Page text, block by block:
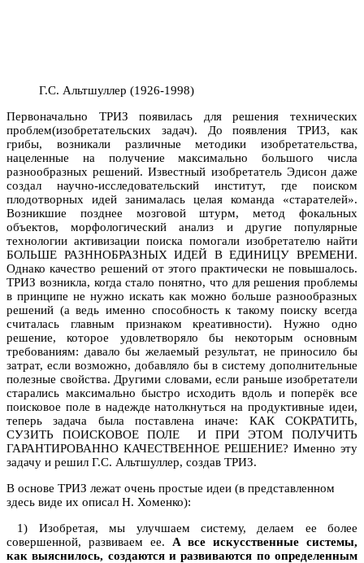
Г.С. Альтшуллер (1926-1998)
Первоначально ТРИЗ появилась для решения технических
проблем(изобретательских задач). До появления ТРИЗ, как
грибы, возникали различные методики изобретательства,
нацеленные на получение максимально большого числа
разнообразных решений. Известный изобретатель Эдисон даже
создал научно-исследовательский институт, где поиском
плодотворных идей занималась целая команда «старателей».
Возникшие позднее мозговой штурм, метод фокальных
объектов, морфологический анализ и другие популярные
технологии активизации поиска помогали изобретателю найти
БОЛЬШЕ РАЗННОБРАЗНЫХ ИДЕЙ В ЕДИНИЦУ ВРЕМЕНИ.
Однако качество решений от этого практически не повышалось.
ТРИЗ возникла, когда стало понятно, что для решения проблемы
в принципе не нужно искать как можно больше разнообразных
решений (а ведь именно способность к такому поиску всегда
считалась главным признаком креативности). Нужно одно
решение, которое удовлетворяло бы некоторым основным
требованиям: давало бы желаемый результат, не приносило бы
затрат, если возможно, добавляло бы в систему дополнительные
полезные свойства. Другими словами, если раньше изобретатели
старались максимально быстро исходить вдоль и поперёк все
поисковое поле в надежде натолкнуться на продуктивные идеи,
теперь задача была поставлена иначе: КАК СОКРАТИТЬ,
СУЗИТЬ ПОИСКОВОЕ ПОЛЕ И ПРИ ЭТОМ ПОЛУЧИТЬ
ГАРАНТИРОВАННО КАЧЕСТВЕННОЕ РЕШЕНИЕ? Именно эту
задачу и решил Г.С. Альтшуллер, создав ТРИЗ.
В основе ТРИЗ лежат очень простые идеи (в представленном
здесь виде их описал Н. Хоменко):
1) Изобретая, мы улучшаем систему, делаем ее более
совершенной, развиваем ее. А все искусственные системы,
как выяснилось, создаются и развиваются по определенным